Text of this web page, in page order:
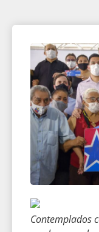
Contemplados